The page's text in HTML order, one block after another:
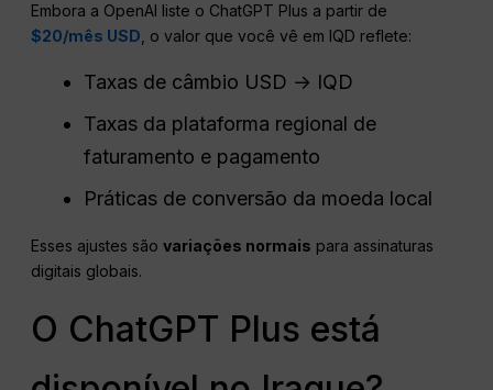
Embora a OpenAI liste o ChatGPT Plus a partir de
$20/mês USD , o valor que você vê em IQD reflete:
Taxas de câmbio USD → IQD
Taxas da plataforma regional de
faturamento e pagamento
Práticas de conversão da moeda local
Esses ajustes sãovariações normais para assinaturas
digitais globais.
O ChatGPT Plus está